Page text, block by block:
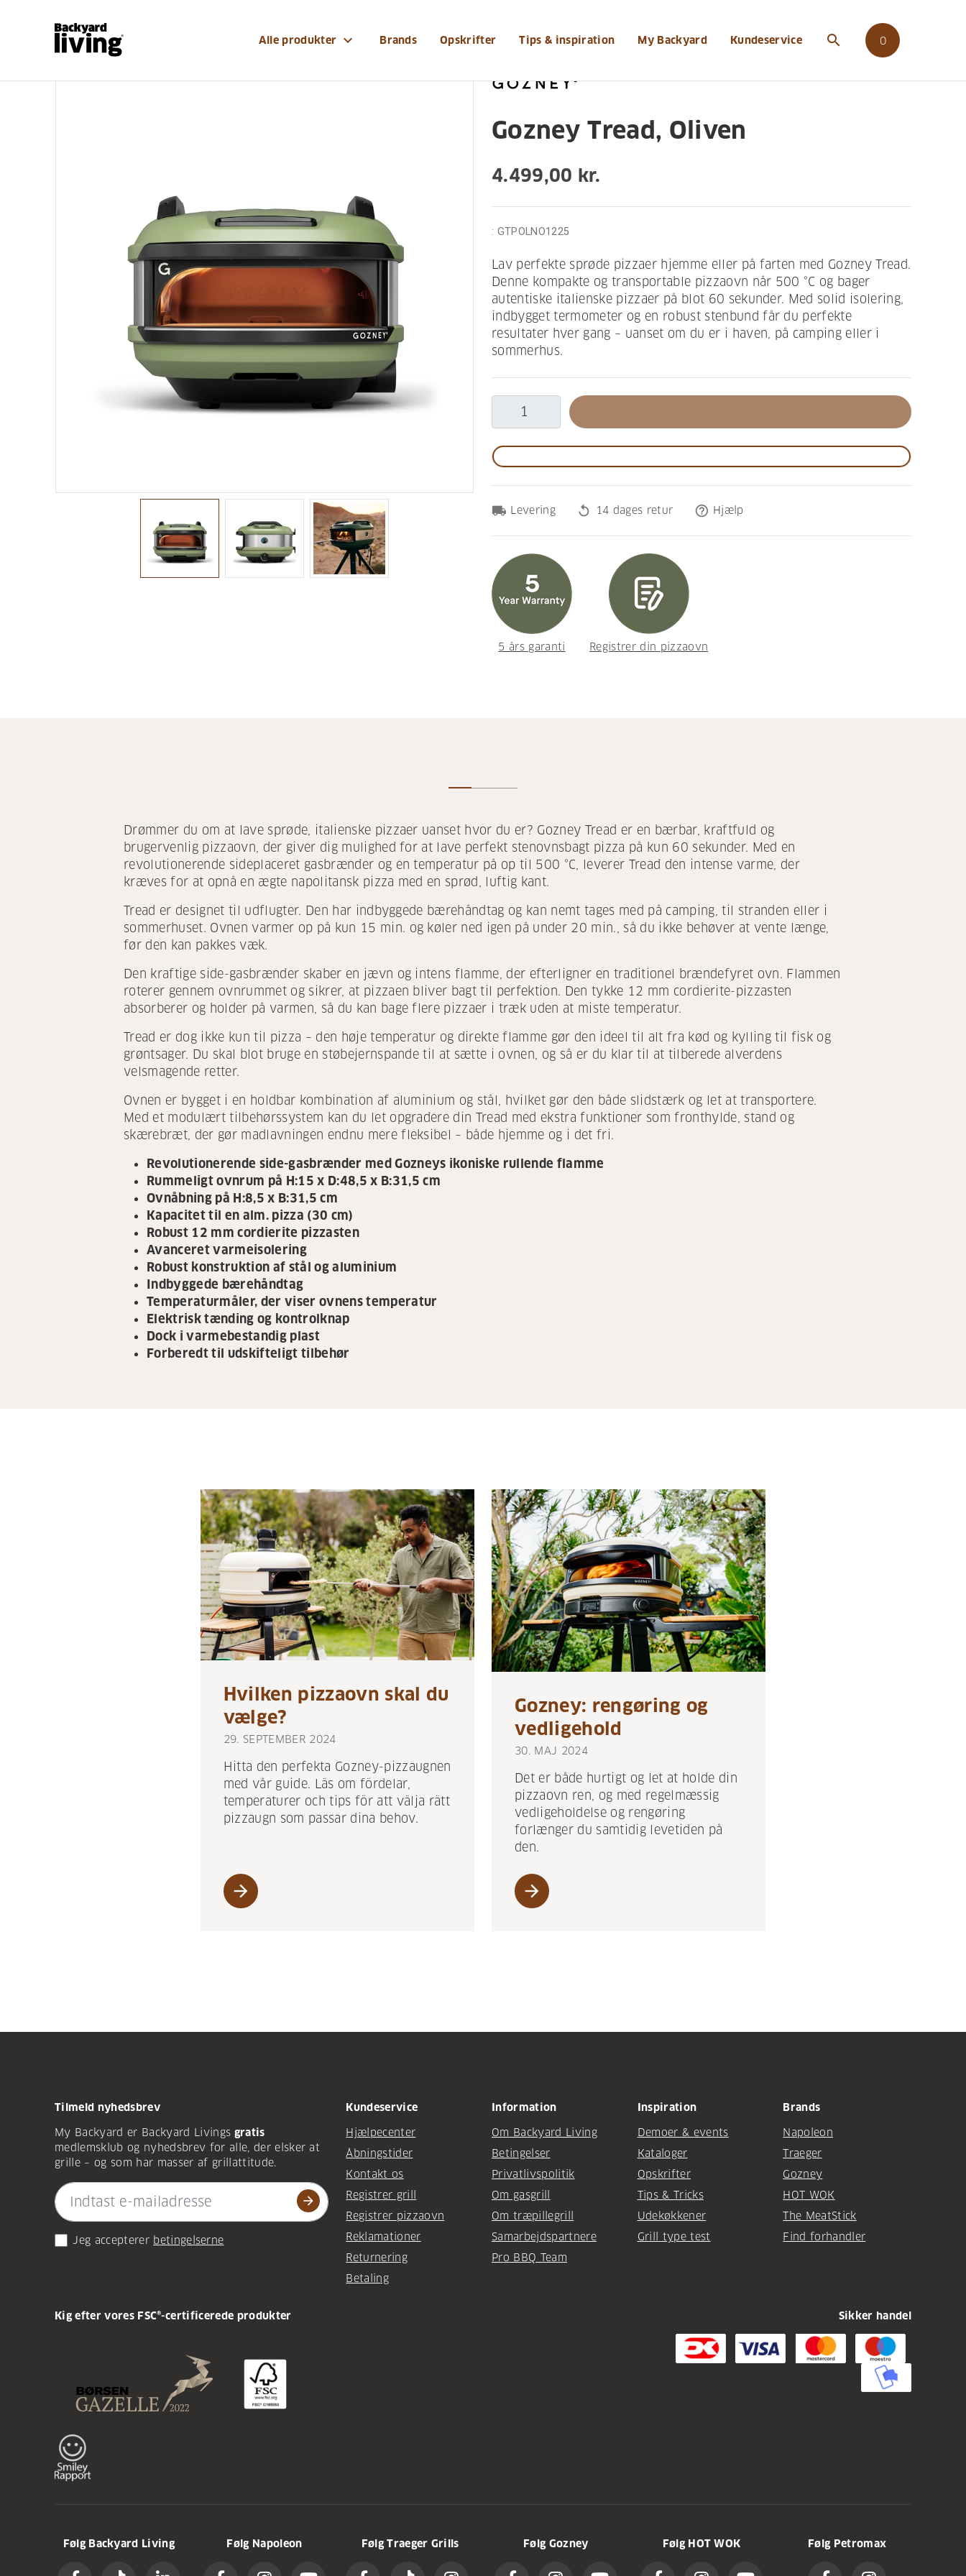
Alle produkter expand_more Brands Opskrifter Tips & inspiration My Backyard Kundeservice search 0
Gozney Tread, Oliven
4.499,00 kr.
: GTPOLNO1225
Lav perfekte sprøde pizzaer hjemme eller på farten med Gozney Tread.
Denne kompakte og transportable pizzaovn når 500 °C og bager
autentiske italienske pizzaer på blot 60 sekunder. Med solid isolering,
indbygget termometer og en robust stenbund får du perfekte
resultater hver gang – uanset om du er i haven, på camping eller i
sommerhus.
local_shipping Levering replay 14 dages retur help_outline Hjælp
5 års garanti Registrer din pizzaovn
Drømmer du om at lave sprøde, italienske pizzaer uanset hvor du er? Gozney Tread er en bærbar, kraftfuld og
brugervenlig pizzaovn, der giver dig mulighed for at lave perfekt stenovnsbagt pizza på kun 60 sekunder. Med en
revolutionerende sideplaceret gasbrænder og en temperatur på op til 500 °C, leverer Tread den intense varme, der
kræves for at opnå en ægte napolitansk pizza med en sprød, luftig kant.
Tread er designet til udflugter. Den har indbyggede bærehåndtag og kan nemt tages med på camping, til stranden eller i
sommerhuset. Ovnen varmer op på kun 15 min. og køler ned igen på under 20 min., så du ikke behøver at vente længe,
før den kan pakkes væk.
Den kraftige side-gasbrænder skaber en jævn og intens flamme, der efterligner en traditionel brændefyret ovn. Flammen
roterer gennem ovnrummet og sikrer, at pizzaen bliver bagt til perfektion. Den tykke 12 mm cordierite-pizzasten
absorberer og holder på varmen, så du kan bage flere pizzaer i træk uden at miste temperatur.
Tread er dog ikke kun til pizza – den høje temperatur og direkte flamme gør den ideel til alt fra kød og kylling til fisk og
grøntsager. Du skal blot bruge en støbejernspande til at sætte i ovnen, og så er du klar til at tilberede alverdens
velsmagende retter.
Ovnen er bygget i en holdbar kombination af aluminium og stål, hvilket gør den både slidstærk og let at transportere.
Med et modulært tilbehørssystem kan du let opgradere din Tread med ekstra funktioner som fronthylde, stand og
skærebræt, der gør madlavningen endnu mere fleksibel – både hjemme og i det fri.
Revolutionerende side-gasbrænder med Gozneys ikoniske rullende flamme
Rummeligt ovnrum på H:15 x D:48,5 x B:31,5 cm
Ovnåbning på H:8,5 x B:31,5 cm
Kapacitet til en alm. pizza (30 cm)
Robust 12 mm cordierite pizzasten
Avanceret varmeisolering
Robust konstruktion af stål og aluminium
Indbyggede bærehåndtag
Temperaturmåler, der viser ovnens temperatur
Elektrisk tænding og kontrolknap
Dock i varmebestandig plast
Forberedt til udskifteligt tilbehør
Hvilken pizzaovn skal du
vælge?
29. SEPTEMBER 2024
Hitta den perfekta Gozney-pizzaugnen
med vår guide. Läs om fördelar,
temperaturer och tips för att välja rätt
pizzaugn som passar dina behov.
arrow_forward
Gozney: rengøring og
vedligehold
30. MAJ 2024
Det er både hurtigt og let at holde din
pizzaovn ren, og med regelmæssig
vedligeholdelse og rengøring
forlænger du samtidig levetiden på
den.
arrow_forward
Tilmeld nyhedsbrev
My Backyard er Backyard Livings gratis
medlemsklub og nyhedsbrev for alle, der elsker at
grille – og som har masser af grillattitude.
arrow_forward
Jeg accepterer betingelserne
Kundeservice
Hjælpecenter
Åbningstider
Kontakt os
Registrer grill
Registrer pizzaovn
Reklamationer
Returnering
Betaling
Information
Om Backyard Living
Betingelser
Privatlivspolitik
Om gasgrill
Om træpillegrill
Samarbejdspartnere
Pro BBQ Team
Inspiration
Demoer & events
Kataloger
Opskrifter
Tips & Tricks
Udekøkkener
Grill type test
Brands
Napoleon
Traeger
Gozney
HOT WOK
The MeatStick
Find forhandler
Kig efter vores FSC®-certificerede produkter Sikker handel
Følg Backyard Living Følg Napoleon Følg Traeger Grills Følg Gozney Følg HOT WOK Følg Petromax